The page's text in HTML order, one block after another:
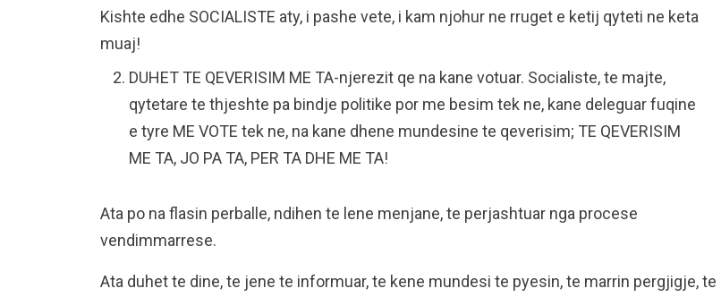
Kishte edhe SOCIALISTE aty, i pashe vete, i kam njohur ne rruget e ketij qyteti ne keta
muaj!
DUHET TE QEVERISIM ME TA-njerezit qe na kane votuar. Socialiste, te majte,
qytetare te thjeshte pa bindje politike por me besim tek ne, kane deleguar fuqine
e tyre ME VOTE tek ne, na kane dhene mundesine te qeverisim; TE QEVERISIM
ME TA, JO PA TA, PER TA DHE ME TA!
Ata po na flasin perballe, ndihen te lene menjane, te perjashtuar nga procese
vendimmarrese.
Ata duhet te dine, te jene te informuar, te kene mundesi te pyesin, te marrin pergjigje, te